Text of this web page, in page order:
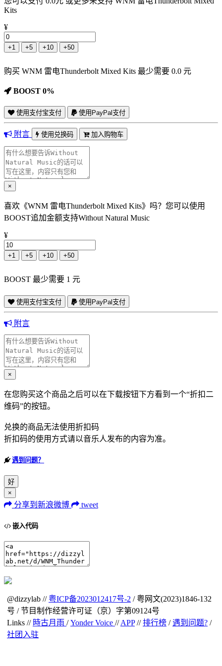
Kits
¥
+1 +5 +10 +50
购买 WNM 雷电Thunderbolt Mixed Kits 最少需要 0.0 元
BOOST 0%
使用支付宝支付 使用PayPal支付
附言 使用兑换码 加入购物车
×
喜欢《WNM 雷电Thunderbolt Mixed Kits》吗？您可以使用
BOOST追加金额支持Without Natural Music
¥
+1 +5 +10 +50
BOOST 最少需要 1 元
使用支付宝支付 使用PayPal支付
附言
×
在您购买这个商品之后可以在下载按钮下方看到一个“折扣二
维码”的按钮。
兑换的商品无法使用折扣码
折扣码的使用方式请以音乐人发布的内容为准。
遇到问题？
好
×
分享到新浪微博 tweet
嵌入代码
@dizzylab // 粤ICP备2023012417号-2 / 粤网文(2023)1846-132
号 / 节目制作经营许可证（京）字第09124号
Links // 時古月雨 /Yonder Voice //APP//排行榜 /遇到问题? /
社团入驻